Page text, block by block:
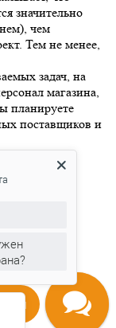
значительно
чем
Тем не менее,
задач, на
магазина,
планируете
поставщиков и
нам